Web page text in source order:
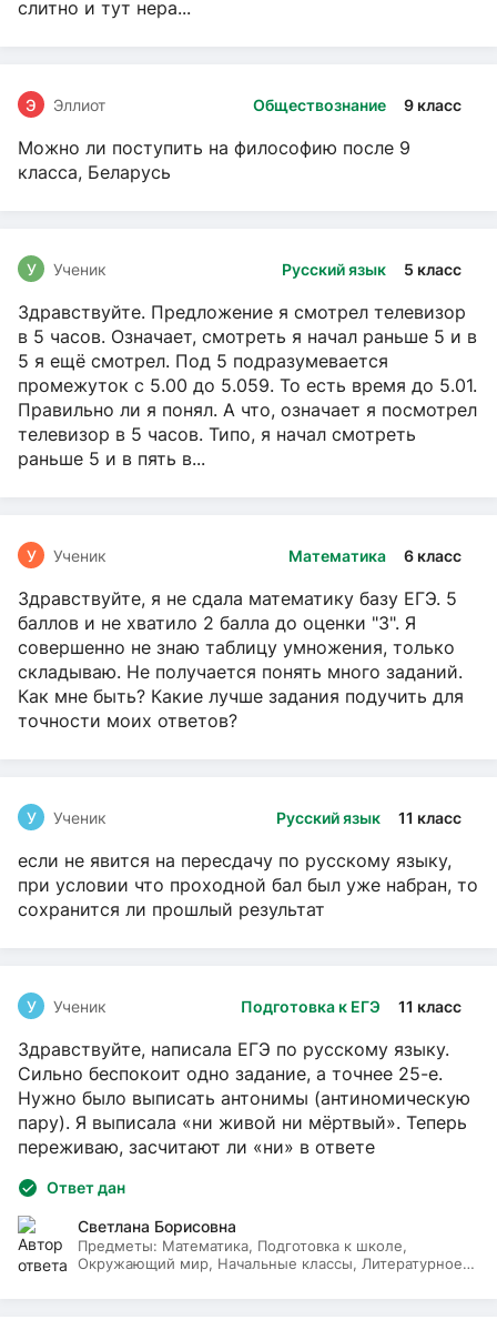
слитно и тут нера...
Обществознание 9 класс
Э Эллиот
Можно ли поступить на философию после 9
класса, Беларусь
Русский язык 5 класс
У Ученик
Здравствуйте. Предложение я смотрел телевизор
в 5 часов. Означает, смотреть я начал раньше 5 и в
5 я ещё смотрел. Под 5 подразумевается
промежуток с 5.00 до 5.059. То есть время до 5.01.
Правильно ли я понял. А что, означает я посмотрел
телевизор в 5 часов. Типо, я начал смотреть
раньше 5 и в пять в...
Математика 6 класс
У Ученик
Здравствуйте, я не сдала математику базу ЕГЭ. 5
баллов и не хватило 2 балла до оценки "3". Я
совершенно не знаю таблицу умножения, только
складываю. Не получается понять много заданий.
Как мне быть? Какие лучше задания подучить для
точности моих ответов?
Русский язык 11 класс
У Ученик
если не явится на пересдачу по русскому языку,
при условии что проходной бал был уже набран, то
сохранится ли прошлый результат
Подготовка к ЕГЭ 11 класс
У Ученик
Здравствуйте, написала ЕГЭ по русскому языку.
Сильно беспокоит одно задание, а точнее 25-е.
Нужно было выписать антонимы (антиномическую
пару). Я выписала «ни живой ни мёртвый». Теперь
переживаю, засчитают ли «ни» в ответе
Ответ дан
Светлана Борисовна
Предметы: Математика, Подготовка к школе,
Окружающий мир, Начальные классы, Литературное